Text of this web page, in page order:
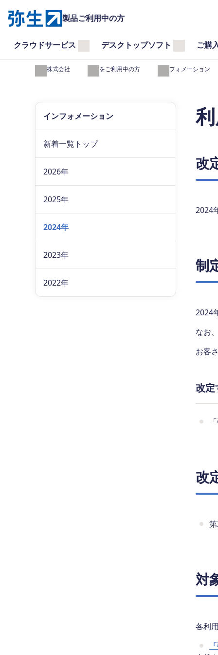
製品ご利用中の方
クラウドサービス デスクトップソフト ご購
弥生株式会社 製品をご利用中の方 インフォメーション
改
2024
制
2024
なお
お客
改定
改
対
各利
インフォメーション
新着一覧トップ
2026年
2025年
2024年
2023年
2022年